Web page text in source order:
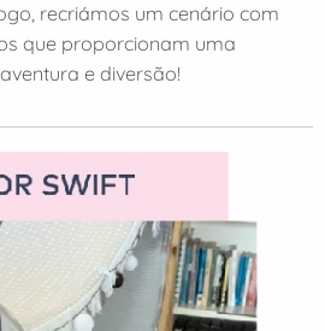
recriámos um cenário com
que proporcionam uma
e diversão!